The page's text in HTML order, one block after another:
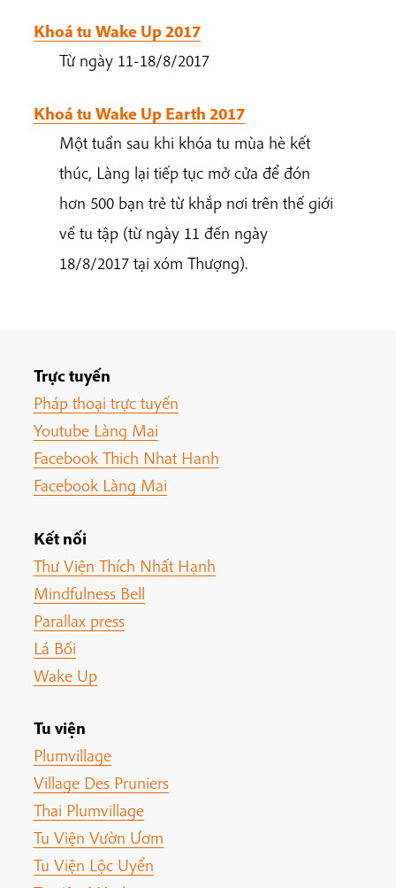
Khoá tu Wake Up 2017
Từ ngày 11-18/8/2017
Khoá tu Wake Up Earth 2017
Một tuần sau khi khóa tu mùa hè kết
thúc, Làng lại tiếp tục mở cửa để đón
hơn 500 bạn trẻ từ khắp nơi trên thế giới
về tu tập (từ ngày 11 đến ngày
18/8/2017 tại xóm Thượng).
Trực tuyến
Pháp thoại trực tuyến
Youtube Làng Mai
Facebook Thich Nhat Hanh
Facebook Làng Mai
Kết nối
Thư Viện Thích Nhất Hạnh
Mindfulness Bell
Parallax press
Lá Bối
Wake Up
Tu viện
Plumvillage
Village Des Pruniers
Thai Plumvillage
Tu Viện Vườn Ươm
Tu Viện Lộc Uyển